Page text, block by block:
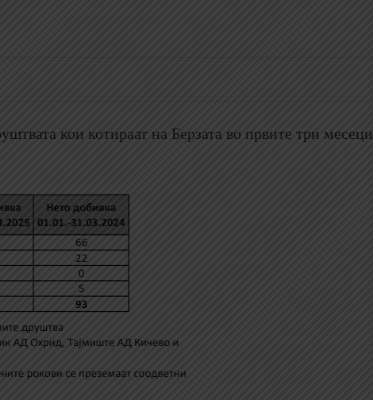
кои котираат на Берзата во првите три месеци